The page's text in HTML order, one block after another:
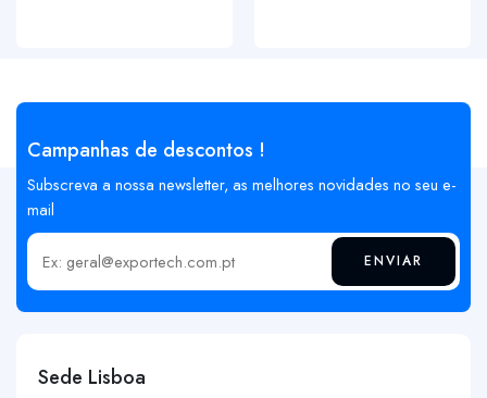
Campanhas de descontos !
Subscreva a nossa newsletter, as melhores novidades no seu e-
mail
Insira o seu email ENVIAR
Sede Lisboa